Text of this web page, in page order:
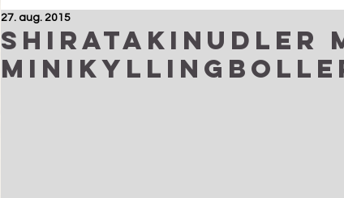
Shiratakinudler
27. aug. 2015